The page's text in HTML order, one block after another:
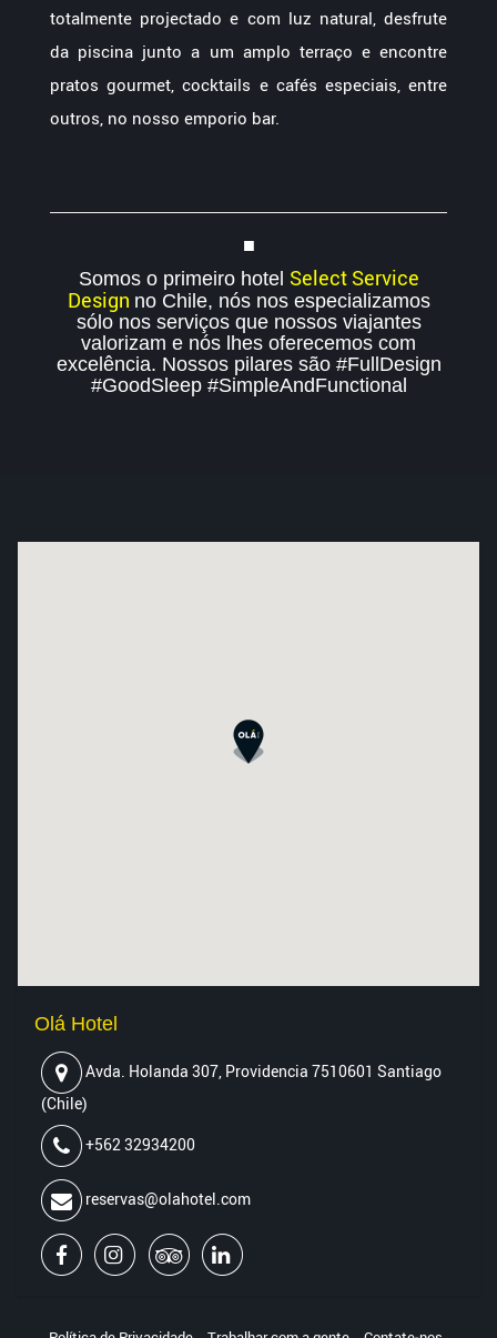
totalmente projectado e com luz natural, desfrute
da piscina junto a um amplo terraço e encontre
pratos gourmet, cocktails e cafés especiais, entre
outros, no nosso emporio bar.
■
Somos o primeiro hotel Select Service
Design no Chile, nós nos especializamos
sólo nos serviços que nossos viajantes
valorizam e nós lhes oferecemos com
excelência. Nossos pilares são #FullDesign
#GoodSleep #SimpleAndFunctional
Olá Hotel
Avda. Holanda 307, Providencia 7510601 Santiago
(Chile)
+562 32934200
reservas@olahotel.com